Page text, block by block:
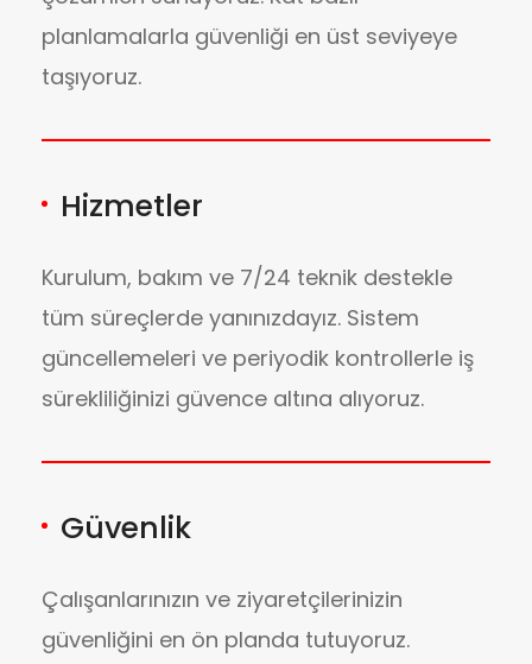
planlamalarla güvenliği en üst seviyeye
taşıyoruz.
Hizmetler
Kurulum, bakım ve 7/24 teknik destekle
tüm süreçlerde yanınızdayız. Sistem
güncellemeleri ve periyodik kontrollerle iş
sürekliliğinizi güvence altına alıyoruz.
Güvenlik
Çalışanlarınızın ve ziyaretçilerinizin
güvenliğini en ön planda tutuyoruz.